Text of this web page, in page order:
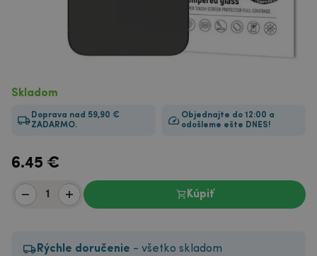
Skladom
Doprava nad 59,90 €
ZADARMO.
Objednajte do 12:00 a
odošleme ešte DNES!
6.45 €
Kúpiť
Rýchle doručenie - všetko skladom